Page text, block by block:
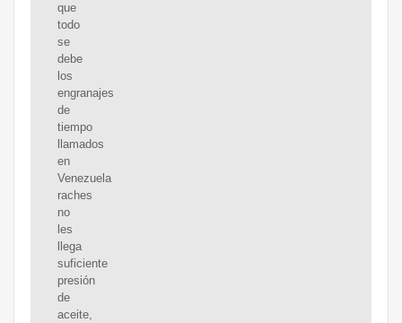
que
todo
se
debe
los
engranajes
de
tiempo
llamados
en
Venezuela
raches
no
les
llega
suficiente
presión
de
aceite,